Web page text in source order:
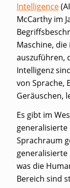
Intelligence
McCarthy im
Maschine,
auszuführen,
Intelligenz
von Sprache,
Geräuschen,
Es gibt im
generalisierte
Sprachraum
generalisierte
was die
Bereich sind